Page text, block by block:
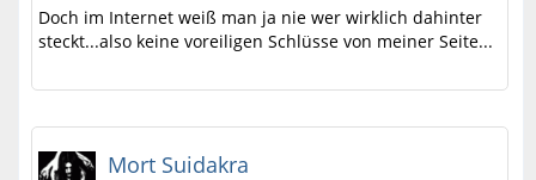
Doch im Internet weiß man ja nie wer wirklich dahinter
steckt...also keine voreiligen Schlüsse von meiner Seite...
Mort Suidakra